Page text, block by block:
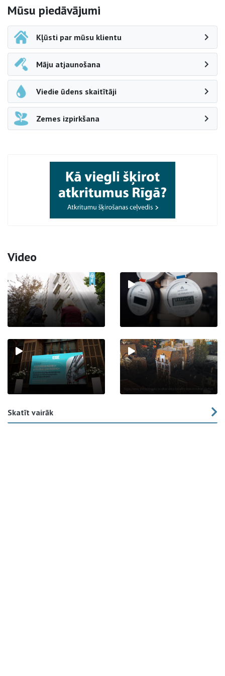
Sāna navigācija
Mūsu piedāvājumi
Kļūsti par mūsu klientu
Māju atjaunošana
Viedie ūdens skaitītāji
Zemes izpirkšana
Video
Skatīt vairāk